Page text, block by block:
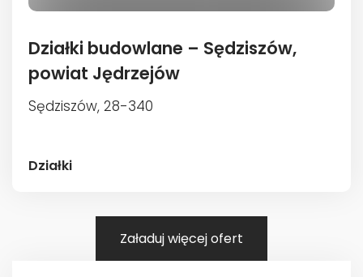
Działki budowlane – Sędziszów,
powiat Jędrzejów
Sędziszów, 28-340
Działki
Załaduj więcej ofert